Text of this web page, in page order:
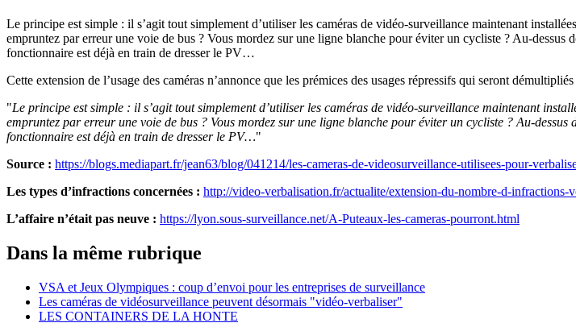
Le principe est simple : il s’agit tout simplement d’utiliser les caméras de vidéo-surveillance maintenant
empruntez par erreur une voie de bus ? Vous mordez sur une ligne blanche pour éviter un cycliste ? Au-
fonctionnaire est déjà en train de dresser le PV…
Cette extension de l’usage des caméras n’annonce que les prémices des usages répressifs qui seront
"Le principe est simple : il s’agit tout simplement d’utiliser les caméras de vidéo-surveillance maintenant
empruntez par erreur une voie de bus ? Vous mordez sur une ligne blanche pour éviter un cycliste ? Au-
fonctionnaire est déjà en train de dresser le PV…"
Source : https://blogs.mediapart.fr/jean63/blog/041214/les-cameras-de-videosurveillance-utilisees-pour-
Les types d’infractions concernées : http://video-verbalisation.fr/actualite/extension-du-nombre-d-infractions-
L’affaire n’était pas neuve : https://lyon.sous-surveillance.net/A-Puteaux-les-cameras-pourront.html
Dans la même rubrique
VSA et Jeux Olympiques : coup d’envoi pour les entreprises de surveillance
Les caméras de vidéosurveillance peuvent désormais "vidéo-verbaliser"
LES CONTAINERS DE LA HONTE